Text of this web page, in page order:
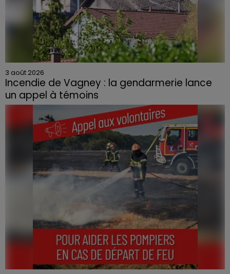
3 août 2026
Incendie de Vagney : la gendarmerie lance
un appel à témoins
Le feu, parti d'une haie avant de se propager au
quartier résidentiel, avait détruit deux habitations et
contraint à l'évacuation d'une centaine de personnes.